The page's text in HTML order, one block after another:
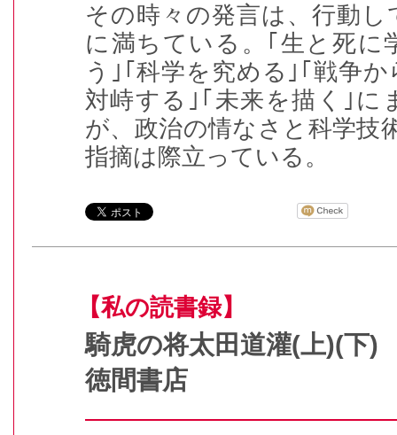
その時々の発言は、行動し
に満ちている。｢生と死に
う｣｢科学を究める｣｢戦争
対峙する｣｢未来を描く｣に
が、政治の情なさと科学技
指摘は際立っている。
【私の読書録】
騎虎の将太田道灌(上
徳間書店